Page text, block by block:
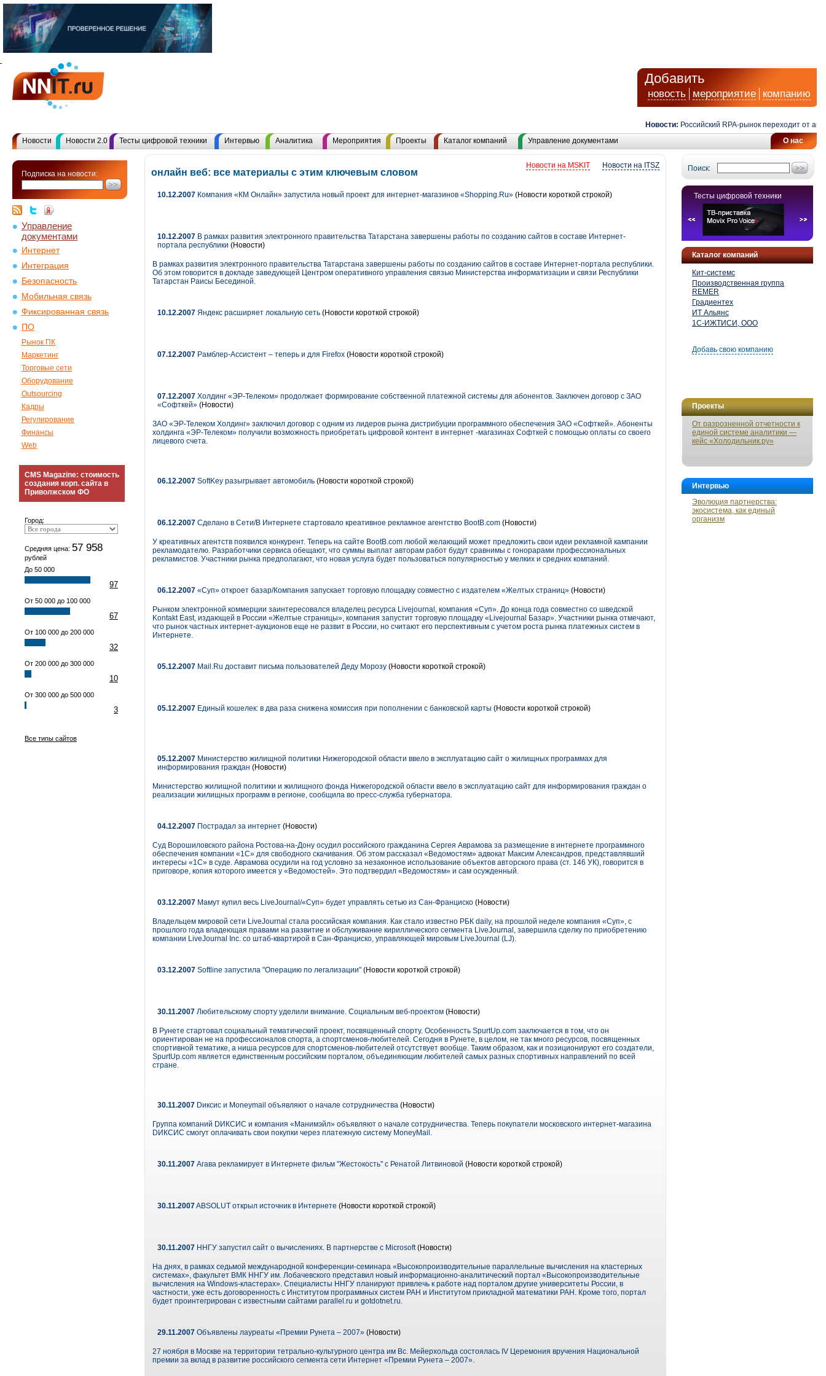
Добавить
новость мероприятие компанию
Новости: Российский RPA-рынок переходит от
О нас
Новости Новости 2.0 Тесты цифровой техники Интервью Аналитика Мероприятия Проекты Каталог компаний Управление документами
Подписка на новости:
Управление
документами
Интернет
Интеграция
Безопасность
Мобильная связь
Фиксированная связь
ПО
Рынок ПК
Маркетинг
Торговые сети
Оборудование
Outsourcing
Кадры
Регулирование
Финансы
Web
CMS Magazine: стоимость
создания корп. сайта в
Приволжском ФО
Город:
Средняя цена: 57 958
рублей
До 50 000
97
От 50 000 до 100 000
67
От 100 000 до 200 000
32
От 200 000 до 300 000
10
От 300 000 до 500 000
3
Все типы сайтов
Поиск:
Тесты цифровой техники
Каталог компаний
Кит-системс
Производственная группа
REMER
Градиентех
ИТ Альянс
1С-ИЖТИСИ, ООО
Добавь свою компанию
Проекты
От разрозненной отчетности к
единой системе аналитики —
кейс «Холодильник.ру»
Интервью
Эволюция партнерства:
экосистема, как единый
организм
Новости на ITSZ
Новости на MSKIT
онлайн веб: все материалы с этим ключевым словом
10.12.2007 Компания «КМ Онлайн» запустила новый проект для интернет-магазинов «Shopping.Ru» (Новости короткой строкой)
10.12.2007 В рамках развития электронного правительства Татарстана завершены работы по созданию сайтов в составе Интернет-
портала республики (Новости)
В рамках развития электронного правительства Татарстана завершены работы по созданию сайтов в составе Интернет-портала республики.
Об этом говорится в докладе заведующей Центром оперативного управления связью Министерства информатизации и связи Республики
Татарстан Раисы Бесединой.
10.12.2007 Яндекс расширяет локальную сеть (Новости короткой строкой)
07.12.2007 Рамблер-Ассистент – теперь и для Firefox (Новости короткой строкой)
07.12.2007 Холдинг «ЭР-Телеком» продолжает формирование собственной платежной системы для абонентов. Заключен договор с ЗАО
«Софткей» (Новости)
ЗАО «ЭР-Телеком Холдинг» заключил договор с одним из лидеров рынка дистрибуции программного обеспечения ЗАО «Софткей». Абоненты
холдинга «ЭР-Телеком» получили возможность приобретать цифровой контент в интернет -магазинах Софткей с помощью оплаты со своего
лицевого счета.
06.12.2007 SoftKey разыгрывает автомобиль (Новости короткой строкой)
06.12.2007 Сделано в Сети/В Интернете стартовало креативное рекламное агентство BootB.com (Новости)
У креативных агентств появился конкурент. Теперь на сайте BootB.com любой желающий может предложить свои идеи рекламной кампании
рекламодателю. Разработчики сервиса обещают, что суммы выплат авторам работ будут сравнимы с гонорарами профессиональных
рекламистов. Участники рынка предполагают, что новая услуга будет пользоваться популярностью у мелких и средних компаний.
06.12.2007 «Суп» откроет базар/Компания запускает торговую площадку совместно с издателем «Желтых страниц» (Новости)
Рынком электронной коммерции заинтересовался владелец ресурса Livejournal, компания «Суп». До конца года совместно со шведской
Kontakt East, издающей в России «Желтые страницы», компания запустит торговую площадку «Livejournal Базар». Участники рынка отмечают,
что рынок частных интернет-аукционов еще не развит в России, но считают его перспективным с учетом роста рынка платежных систем в
Интернете.
05.12.2007 Mail.Ru доставит письма пользователей Деду Морозу (Новости короткой строкой)
05.12.2007 Единый кошелек: в два раза снижена комиссия при пополнении с банковской карты (Новости короткой строкой)
05.12.2007 Министерство жилищной политики Нижегородской области ввело в эксплуатацию сайт о жилищных программах для
информирования граждан (Новости)
Министерство жилищной политики и жилищного фонда Нижегородской области ввело в эксплуатацию сайт для информирования граждан о
реализации жилищных программ в регионе, сообщила во пресс-служба губернатора.
04.12.2007 Пострадал за интернет (Новости)
Суд Ворошиловского района Ростова-на-Дону осудил российского гражданина Сергея Аврамова за размещение в интернете программного
обеспечения компании «1С» для свободного скачивания. Об этом рассказал «Ведомостям» адвокат Максим Александров, представлявший
интересы «1С» в суде. Аврамова осудили на год условно за незаконное использование объектов авторского права (ст. 146 УК), говорится в
приговоре, копия которого имеется у «Ведомостей». Это подтвердил «Ведомостям» и сам осужденный.
03.12.2007 Мамут купил весь LiveJournal/«Суп» будет управлять сетью из Сан-Франциско (Новости)
Владельцем мировой сети LiveJournal стала российская компания. Как стало известно РБК daily, на прошлой неделе компания «Суп», с
прошлого года владеющая правами на развитие и обслуживание кириллического сегмента LiveJournal, завершила сделку по приобретению
компании LiveJournal Inc. со штаб-квартирой в Сан-Франциско, управляющей мировым LiveJournal (LJ).
03.12.2007 Softline запустила "Операцию по легализации" (Новости короткой строкой)
30.11.2007 Любительскому спорту уделили внимание. Социальным веб-проектом (Новости)
В Рунете стартовал социальный тематический проект, посвященный спорту. Особенность SpurtUp.com заключается в том, что он
ориентирован не на профессионалов спорта, а спортсменов-любителей. Сегодня в Рунете, в целом, не так много ресурсов, посвященных
спортивной тематике, а ниша ресурсов для спортсменов-любителей отсутствует вообще. Таким образом, как и позиционируют его создатели,
SpurtUp.com является единственным российским порталом, объединяющим любителей самых разных спортивных направлений по всей
стране.
30.11.2007 Dиксис и Moneymail объявляют о начале сотрудничества (Новости)
Группа компаний DИКСИС и компания «Манимэйл» объявляют о начале сотрудничества. Теперь покупатели московского интернет-магазина
DИКСИС смогут оплачивать свои покупки через платежную систему MoneyMail.
30.11.2007 Агава рекламирует в Интернете фильм "Жестокость" с Ренатой Литвиновой (Новости короткой строкой)
30.11.2007ABSOLUT открыл источник в Интернете (Новости короткой строкой)
30.11.2007 ННГУ запустил сайт о вычислениях. В партнерстве с Microsoft(Новости)
На днях, в рамках седьмой международной конференции-семинара «Высокопроизводительные параллельные вычисления на кластерных
системах», факультет ВМК ННГУ им. Лобачевского представил новый информационно-аналитический портал «Высокопроизводительные
вычисления на Windows-кластерах». Специалисты ННГУ планируют привлечь к работе над порталом другие университеты России, в
частности, уже есть договоренность с Институтом программных систем РАН и Институтом прикладной математики РАН. Кроме того, портал
будет проинтегрирован с известными сайтами parallel.ru и gotdotnet.ru.
29.11.2007 Объявлены лауреаты «Премии Рунета – 2007» (Новости)
27 ноября в Москве на территории тетрально-культурного центра им Вс. Мейерхольда состоялась IV Церемония вручения Национальной
премии за вклад в развитие российского сегмента сети Интернет «Премии Рунета – 2007».